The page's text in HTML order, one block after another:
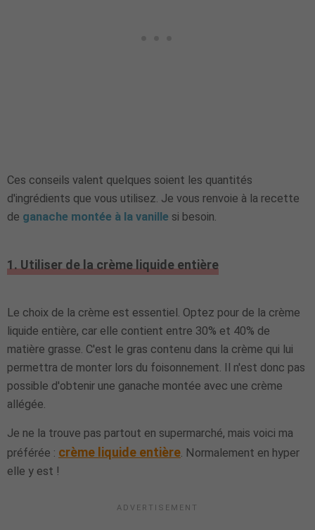
Ces conseils valent quelques soient les quantités
d'ingrédients que vous utilisez. Je vous renvoie à la recette
de ganache montée à la vanille si besoin.
1. Utiliser de la crème liquide entière
Le choix de la crème est essentiel. Optez pour de la crème
liquide entière, car elle contient entre 30% et 40% de
matière grasse. C'est le gras contenu dans la crème qui lui
permettra de monter lors du foisonnement. Il n'est donc pas
possible d'obtenir une ganache montée avec une crème
allégée.
Je ne la trouve pas partout en supermarché, mais voici ma
préférée : crème liquide entière. Normalement en hyper
elle y est !